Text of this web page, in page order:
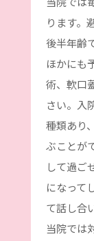
ります。
後半年齢
ほかにも
術、軟口
さい。入
種類あり
ぶことが
して過ご
になって
て話し合
当院では